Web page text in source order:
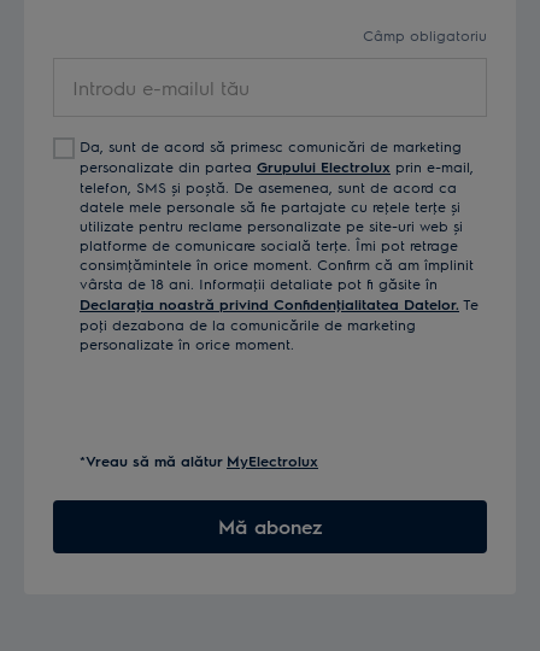
Câmp obligatoriu
Da, sunt de acord să primesc comunicări de marketing
personalizate din partea Grupului Electrolux prin e-mail,
telefon, SMS și poștă. De asemenea, sunt de acord ca
datele mele personale să fie partajate cu reţele terţe și
utilizate pentru reclame personalizate pe site-uri web și
platforme de comunicare socială terţe. Îmi pot retrage
consimţămintele în orice moment. Confirm că am împlinit
vârsta de 18 ani. Informaţii detaliate pot fi găsite în
Declaraţia noastră privind Confidenţialitatea Datelor. Te
poţi dezabona de la comunicările de marketing
personalizate în orice moment.
*Vreau să mă alătur MyElectrolux
Mă abonez